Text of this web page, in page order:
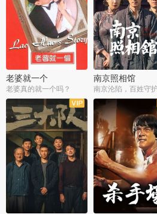
老婆就一个
老婆真的就一个吗？
南京照相馆